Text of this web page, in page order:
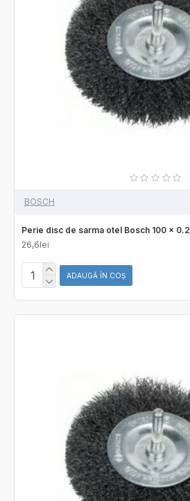
BOSCH
Perie disc de sarma otel Bosch 100 x 0.2
26,6lei
ADAUGĂ ÎN COŞ